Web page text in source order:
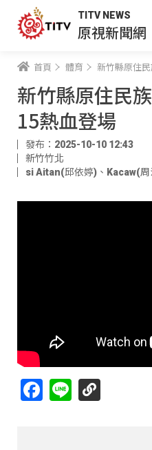
TITV NEWS
原視新聞網
首頁 體育 新竹縣原住
新竹縣原住民
15熱血登場
發布：2025-10-10 12:43
新竹竹北
si Aitan(邱依婷) 、 Kacaw(
Facebook
Line